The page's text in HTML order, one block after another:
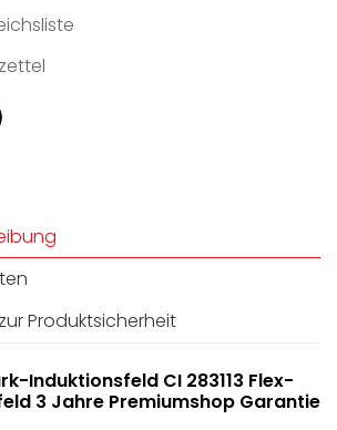
Produktsicherheit
Induktionsfeld CI 283113 Flex-
3 Jahre Premiumshop Garantie